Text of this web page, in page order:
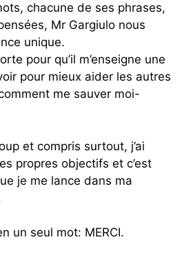
chacune de ses phrases,
Mr Gargiulo nous
unique.
pour qu’il m’enseigne une
pour mieux aider les autres
me sauver moi-
et compris surtout, j’ai
propres objectifs et c’est
je me lance dans ma
un seul mot: MERCI.